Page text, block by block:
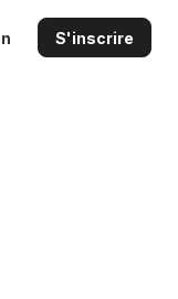
S'inscrire